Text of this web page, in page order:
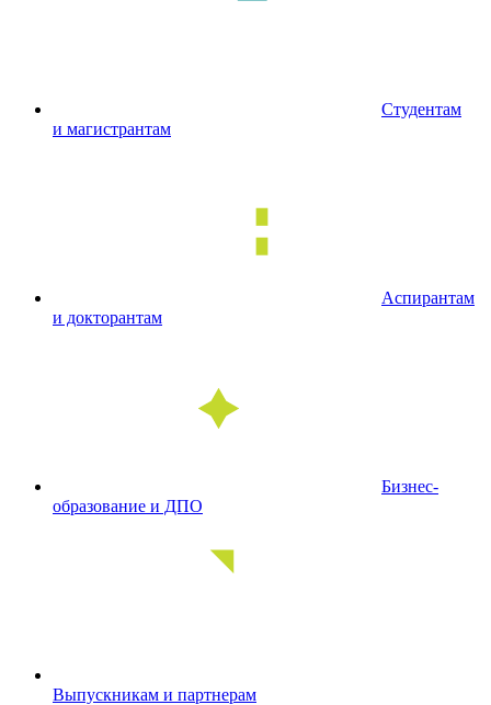
Студентам
и магистрантам
Аспирантам
и докторантам
Бизнес-
образование и ДПО
Выпускникам и партнерам